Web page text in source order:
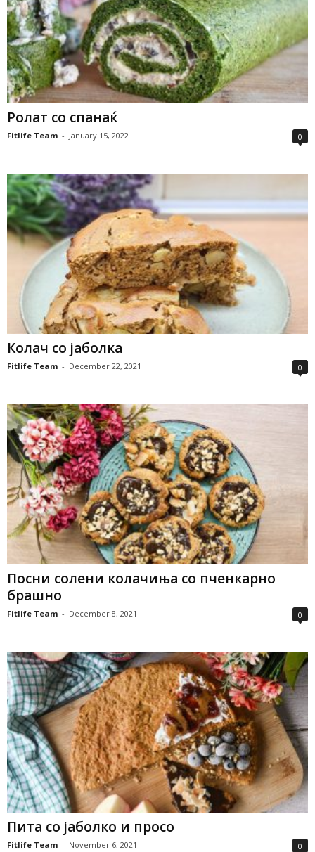
Ролат со спанаќ
Fitlife Team - January 15, 2022 0
Колач со јаболка
Fitlife Team - December 22, 2021 0
Посни солени колачиња со пченкарно
брашно
Fitlife Team - December 8, 2021 0
Пита со јаболко и просо
Fitlife Team - November 6, 2021 0